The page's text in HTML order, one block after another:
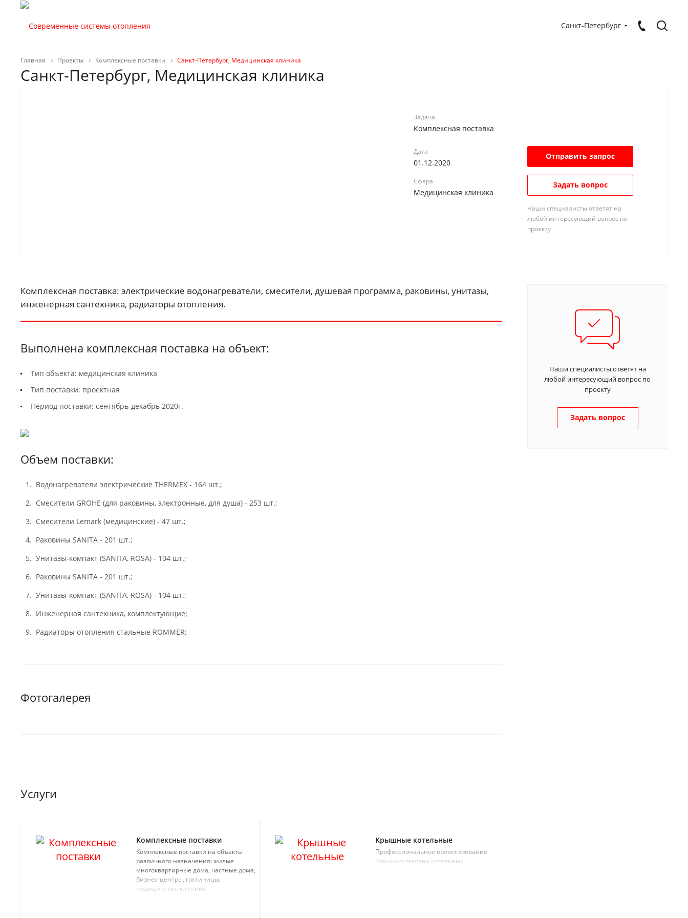
Санкт-Петербург
Главная Проекты Комплексные поставки Санкт-Петербург, Медицинская клиника
Санкт-Петербург, Медицинская клиника
Задача
Комплексная поставка
Дата
01.12.2020
Сфера
Медицинская клиника
Отправить запрос
Задать вопрос
Наши специалисты ответят на
любой интересующий вопрос по
проекту
Комплексная поставка: электрические водонагреватели, смесители, душевая программа, раковины, унитазы,
инженерная сантехника, радиаторы отопления.
Выполнена комплексная поставка на объект:
Тип объекта: медицинская клиника
Тип поставки: проектная
Период поставки: сентябрь-декабрь 2020г.
Объем поставки:
Водонагреватели электрические THERMEX - 164 шт.;
Смесители GROHE (для раковины, электронные, для душа) - 253 шт.;
Смесители Lemark (медицинские) - 47 шт.;
Раковины SANITA - 201 шт.;
Унитазы-компакт (SANITA, ROSA) - 104 шт.;
Раковины SANITA - 201 шт.;
Унитазы-компакт (SANITA, ROSA) - 104 шт.;
Инженерная сантехника, комплектующие;
Радиаторы отопления стальные ROMMER;
Фотогалерея
Услуги
Комплексные поставки
Комплексные поставки на объекты
различного назначения: жилые
многоквартирные дома, частные дома,
бизнес-центры, гостиницы,
медицинские клиники,
Крышные котельные
Профессиональное проектирование
крышных газовых котельных
Наши специалисты ответят на
любой интересующий вопрос по
проекту
Задать вопрос